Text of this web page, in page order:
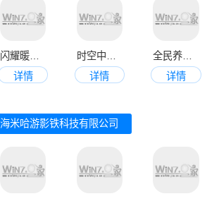
闪耀暖暖手机正式版
详情
时空中的绘旅人最新版
详情
全民养成之女皇陛下最新版
详情
海米哈游影铁科技有限公司